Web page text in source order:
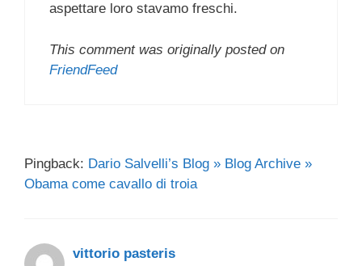
aspettare loro stavamo freschi.
This comment was originally posted on
FriendFeed
Pingback: Dario Salvelli’s Blog » Blog Archive »
Obama come cavallo di troia
vittorio pasteris